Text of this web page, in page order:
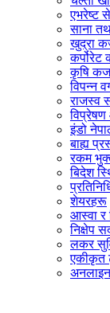
एभरेष्ट
साना
खुद्रा
कर्पोरेट
कृषि
विपन्न
राजस्व
इंडो
बाह्य
रकम
बिदेश
शेयरहरू
आस्वा र
निक्षेप
लकर
एकीकृत
अनलाइन